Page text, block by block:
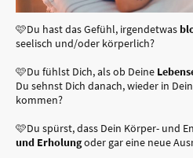
🩷Du hast das Gefühl, irgendetwas
seelisch und/oder körperlich?
🩷Du fühlst Dich, als ob Deine
Du sehnst Dich danach, wieder in
kommen?
🩷Du spürst, dass Dein Körper- und
und Erholungoder gar eine neue